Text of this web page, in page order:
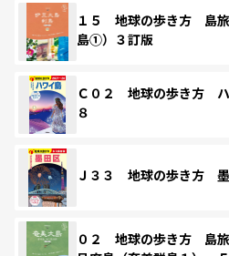
１５ 地球の歩き方 島
島①）３訂版
Ｃ０２ 地球の歩き方
８
Ｊ３３ 地球の歩き方
０２ 地球の歩き方 島